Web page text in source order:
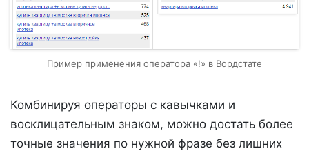
Пример применения оператора «!» в Вордстате
Комбинируя операторы с кавычками и
восклицательным знаком, можно достать более
точные значения по нужной фразе без лишних